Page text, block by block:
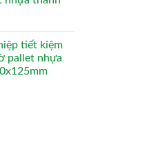
tiết kiệm
pallet nhựa